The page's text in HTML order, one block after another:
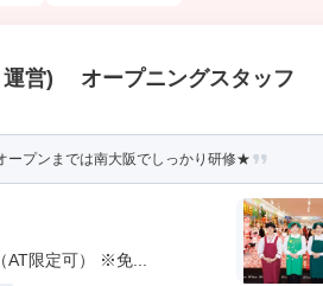
運営) オープニングスタッフ
ープンまでは南大阪でしっかり研修★
AT限定可） ※免...